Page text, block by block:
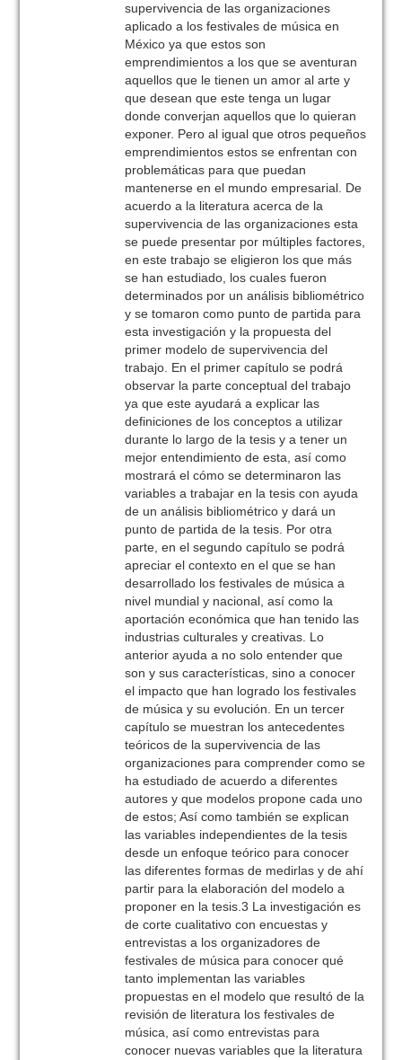
supervivencia de las organizaciones
aplicado a los festivales de música en
México ya que estos son
emprendimientos a los que se aventuran
aquellos que le tienen un amor al arte y
que desean que este tenga un lugar
donde converjan aquellos que lo quieran
exponer. Pero al igual que otros pequeños
emprendimientos estos se enfrentan con
problemáticas para que puedan
mantenerse en el mundo empresarial. De
acuerdo a la literatura acerca de la
supervivencia de las organizaciones esta
se puede presentar por múltiples factores,
en este trabajo se eligieron los que más
se han estudiado, los cuales fueron
determinados por un análisis bibliométrico
y se tomaron como punto de partida para
esta investigación y la propuesta del
primer modelo de supervivencia del
trabajo. En el primer capítulo se podrá
observar la parte conceptual del trabajo
ya que este ayudará a explicar las
definiciones de los conceptos a utilizar
durante lo largo de la tesis y a tener un
mejor entendimiento de esta, así como
mostrará el cómo se determinaron las
variables a trabajar en la tesis con ayuda
de un análisis bibliométrico y dará un
punto de partida de la tesis. Por otra
parte, en el segundo capítulo se podrá
apreciar el contexto en el que se han
desarrollado los festivales de música a
nivel mundial y nacional, así como la
aportación económica que han tenido las
industrias culturales y creativas. Lo
anterior ayuda a no solo entender que
son y sus características, sino a conocer
el impacto que han logrado los festivales
de música y su evolución. En un tercer
capítulo se muestran los antecedentes
teóricos de la supervivencia de las
organizaciones para comprender como se
ha estudiado de acuerdo a diferentes
autores y que modelos propone cada uno
de estos; Así como también se explican
las variables independientes de la tesis
desde un enfoque teórico para conocer
las diferentes formas de medirlas y de ahí
partir para la elaboración del modelo a
proponer en la tesis.3 La investigación es
de corte cualitativo con encuestas y
entrevistas a los organizadores de
festivales de música para conocer qué
tanto implementan las variables
propuestas en el modelo que resultó de la
revisión de literatura los festivales de
música, así como entrevistas para
conocer nuevas variables que la literatura